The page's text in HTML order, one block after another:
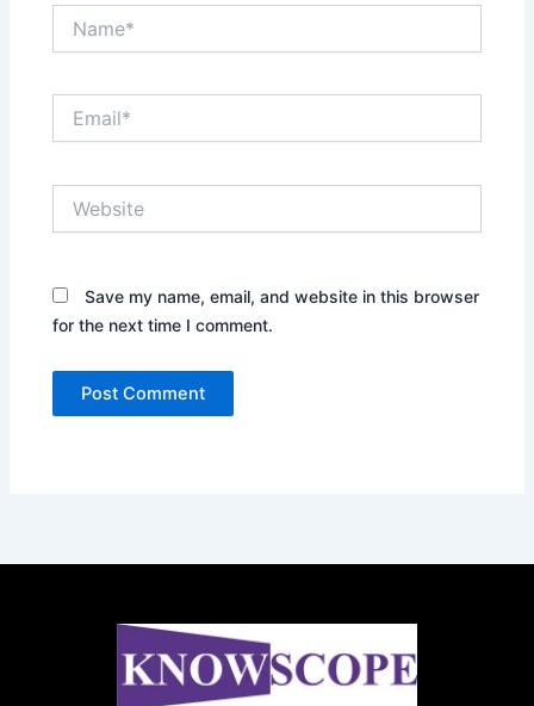
Save my name, email, and website in this browser
for the next time I comment.